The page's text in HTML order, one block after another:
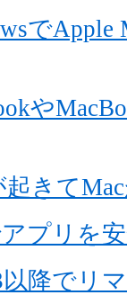
でApple
や
起きて
プリを
以降でリ